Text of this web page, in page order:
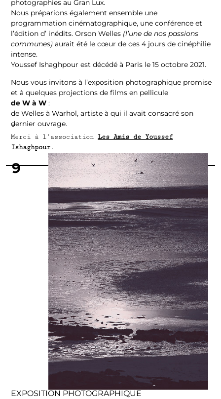
photographies au Gran Lux.
Nous préparions également ensemble une
programmation cinématographique, une conférence et
l’édition d’ inédits. Orson Welles (l’une de nos passions
communes) aurait été le cœur de ces 4 jours de cinéphilie
intense.
Youssef Ishaghpour est décédé à Paris le 15 octobre 2021.
Nous vous invitons à l’exposition photographique promise
et à quelques projections de films en pellicule
de W à W :
de Welles à Warhol, artiste à qui il avait consacré son
dernier ouvrage.
*
Merci à l’associationLes Amis de Youssef
Ishaghpour.
9
EXPOSITION PHOTOGRAPHIQUE